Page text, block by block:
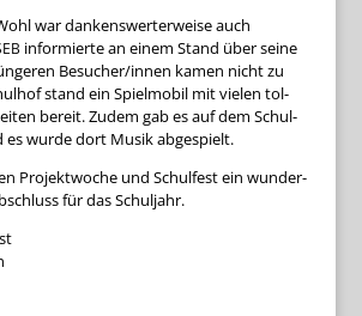
war dan­kens­wer­ter­weise auch
infor­mierte an einem Stand über seine
Besucher/innen kamen nicht zu
stand ein Spiel­mo­bil mit vie­len tol­
bereit. Zudem gab es auf dem Schul­
es wurde dort Musik abgespielt.
Pro­jekt­wo­che und Schul­fest ein wun­der­
für das Schuljahr.